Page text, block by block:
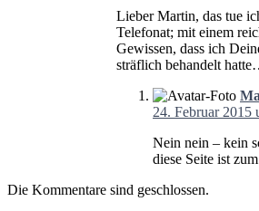
Lieber Martin, das tue
Telefonat; mit einem
Gewissen, dass ich
sträflich behandelt
24. Februar 2015
Nein nein – kein
diese Seite ist
Die Kommentare sind geschlossen.